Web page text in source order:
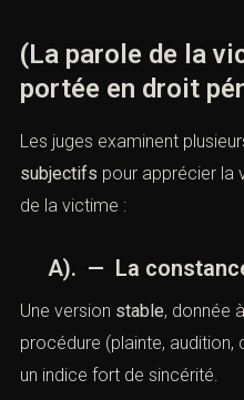
(La parole de la
portée en droit
Les juges examinent
subjectifs pour apprécier la
de la victime :
A). — La
Une version stable, donnée
procédure (plainte,
un indice fort de sincérité.